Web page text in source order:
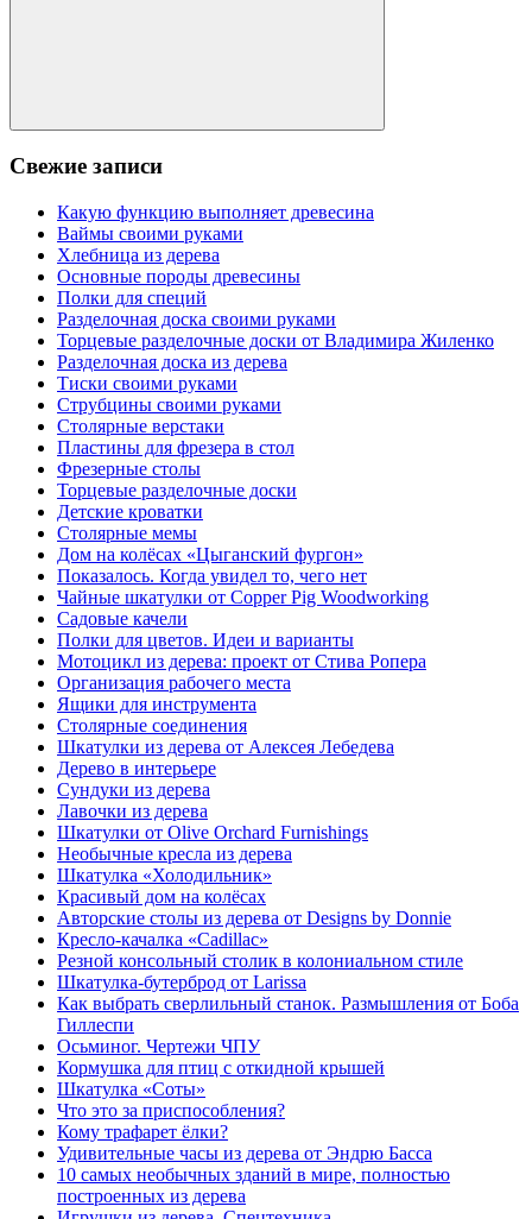
Поиск
Свежие записи
Какую функцию выполняет древесина
Ваймы своими руками
Хлебница из дерева
Основные породы древесины
Полки для специй
Разделочная доска своими руками
Торцевые разделочные доски от Владимира Жиленко
Разделочная доска из дерева
Тиски своими руками
Струбцины своими руками
Столярные верстаки
Пластины для фрезера в стол
Фрезерные столы
Торцевые разделочные доски
Детские кроватки
Столярные мемы
Дом на колёсах «Цыганский фургон»
Показалось. Когда увидел то, чего нет
Чайные шкатулки от Copper Pig Woodworking
Садовые качели
Полки для цветов. Идеи и варианты
Мотоцикл из дерева: проект от Стива Ропера
Организация рабочего места
Ящики для инструмента
Столярные соединения
Шкатулки из дерева от Алексея Лебедева
Дерево в интерьере
Сундуки из дерева
Лавочки из дерева
Шкатулки от Olive Orchard Furnishings
Необычные кресла из дерева
Шкатулка «Холодильник»
Красивый дом на колёсах
Авторские столы из дерева от Designs by Donnie
Кресло-качалка «Cadillac»
Резной консольный столик в колониальном стиле
Шкатулка-бутерброд от Larissa
Как выбрать сверлильный станок. Размышления от Боба
Гиллеспи
Осьминог. Чертежи ЧПУ
Кормушка для птиц с откидной крышей
Шкатулка «Соты»
Что это за приспособления?
Кому трафарет ёлки?
Удивительные часы из дерева от Эндрю Басса
10 самых необычных зданий в мире, полностью
построенных из дерева